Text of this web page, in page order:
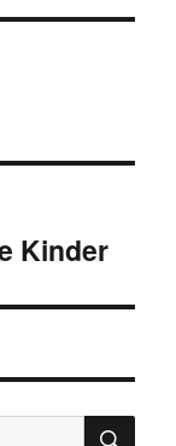
Kinder